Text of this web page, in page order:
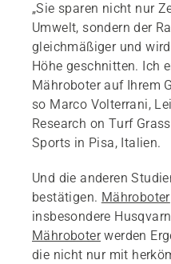
„Sie sparen nicht nur
Umwelt, sondern der
gleichmäßiger und
Höhe geschnitten. Ich
Mähroboter auf Ihrem
so Marco Volterrani,
Research on Turf
Sports in Pisa, Italien.
Und die anderen
bestätigen. Mähroboter
insbesondere
Mähroboterwerden
die nicht nur mit